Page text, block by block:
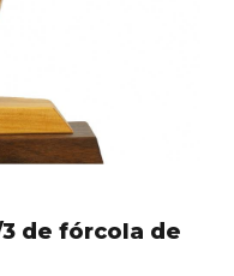
de fórcola de